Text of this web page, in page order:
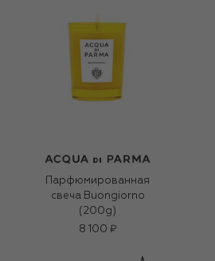
Парфюмированная
свеча Buongiorno
(200g)
8 100 ₽